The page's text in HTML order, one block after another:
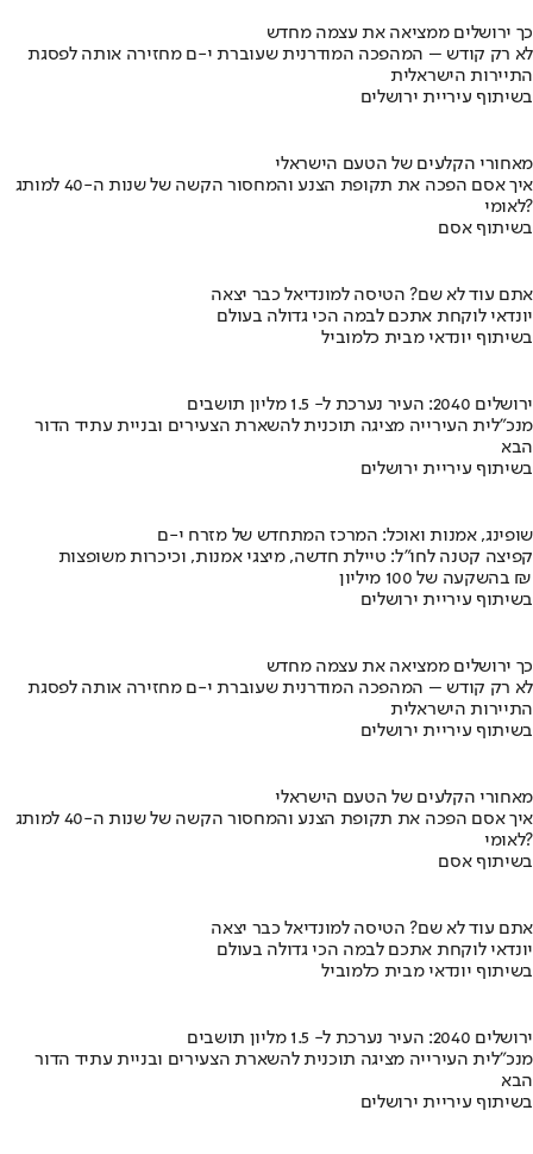
כך ירושלים ממציאה את עצמה מחדש
לא רק קודש – המהפכה המודרנית שעוברת י-ם מחזירה אותה לפסגת
התיירות הישראלית
בשיתוף עיריית ירושלים
מאחורי הקלעים של הטעם הישראלי
איך אסם הפכה את תקופת הצנע והמחסור הקשה של שנות ה-40 למותג
לאומי?
בשיתוף אסם
אתם עוד לא שם? הטיסה למונדיאל כבר יצאה
יונדאי לוקחת אתכם לבמה הכי גדולה בעולם
בשיתוף יונדאי מבית כלמוביל
ירושלים 2040: העיר נערכת ל- 1.5 מליון תושבים
מנכ"לית העירייה מציגה תוכנית להשארת הצעירים ובניית עתיד הדור
הבא
בשיתוף עיריית ירושלים
שופינג, אמנות ואוכל: המרכז המתחדש של מזרח י-ם
קפיצה קטנה לחו"ל: טיילת חדשה, מיצגי אמנות, וכיכרות משופצות
בהשקעה של 100 מיליון ₪
בשיתוף עיריית ירושלים
כך ירושלים ממציאה את עצמה מחדש
לא רק קודש – המהפכה המודרנית שעוברת י-ם מחזירה אותה לפסגת
התיירות הישראלית
בשיתוף עיריית ירושלים
מאחורי הקלעים של הטעם הישראלי
איך אסם הפכה את תקופת הצנע והמחסור הקשה של שנות ה-40 למותג
לאומי?
בשיתוף אסם
אתם עוד לא שם? הטיסה למונדיאל כבר יצאה
יונדאי לוקחת אתכם לבמה הכי גדולה בעולם
בשיתוף יונדאי מבית כלמוביל
ירושלים 2040: העיר נערכת ל- 1.5 מליון תושבים
מנכ"לית העירייה מציגה תוכנית להשארת הצעירים ובניית עתיד הדור
הבא
בשיתוף עיריית ירושלים